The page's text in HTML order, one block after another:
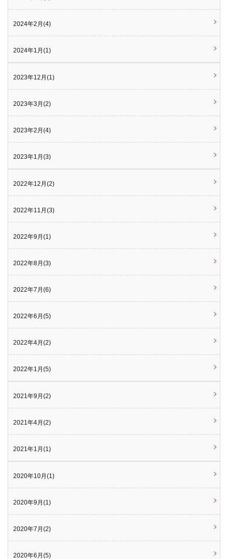
2024年2月(4)
2024年1月(1)
2023年12月(1)
2023年3月(2)
2023年2月(4)
2023年1月(3)
2022年12月(2)
2022年11月(3)
2022年9月(1)
2022年8月(3)
2022年7月(6)
2022年6月(5)
2022年4月(2)
2022年1月(5)
2021年9月(2)
2021年4月(2)
2021年1月(1)
2020年10月(1)
2020年9月(1)
2020年7月(2)
2020年6月(5)